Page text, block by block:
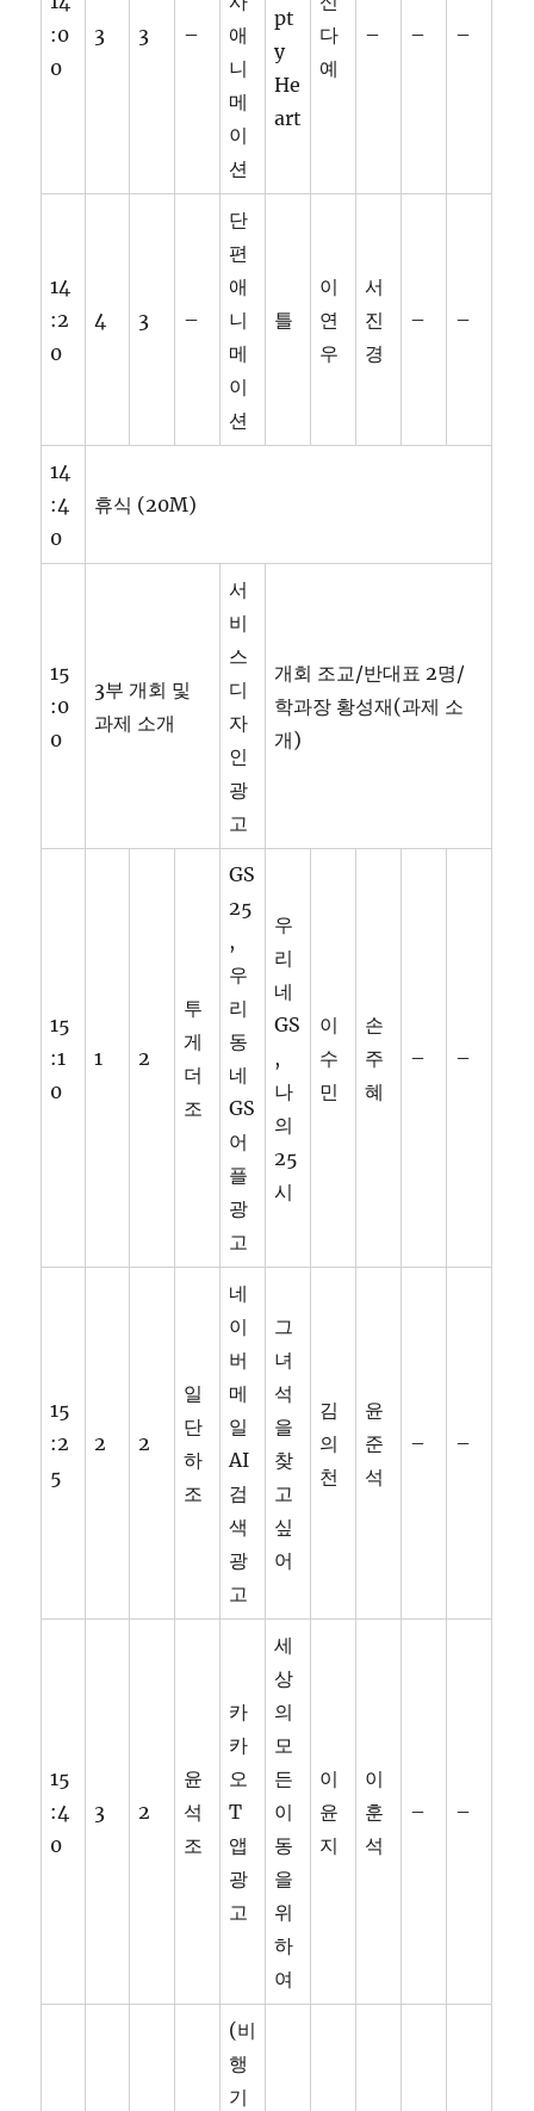
:0
0
3 3 –
애
니
메
이
션
pt
y
He
art
다
예
– – –
14
:2
0
4 3 –
단
편
애
니
메
이
션
틀
이
연
우
서
진
경
– –
14
:4
0
휴식 (20M)
15
:0
0
3부 개회 및
과제 소개
서
비
스
디
자
인
광
고
개회 조교/반대표 2명/
학과장 황성재(과제 소
개)
15
:1
0
1 2
투
게
더
조
GS
25
,
우
리
동
네
GS
어
플
광
고
우
리
네
GS
,
나
의
25
시
이
수
민
손
주
혜
– –
15
:2
5
2 2
일
단
하
조
네
이
버
메
일
AI
검
색
광
고
그
녀
석
을
찾
고
싶
어
김
의
천
윤
준
석
– –
15
:4
0
3 2
윤
석
조
카
카
오
T
앱
광
고
세
상
의
모
든
이
동
을
위
하
여
이
윤
지
이
훈
석
– –
(비
행
기